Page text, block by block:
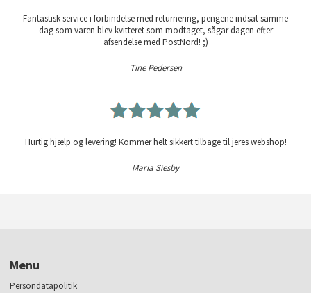
Fantastisk service i forbindelse med returnering, pengene indsat samme
dag som varen blev kvitteret som modtaget, sågar dagen efter
afsendelse med PostNord! ;)
Tine Pedersen
Hurtig hjælp og levering! Kommer helt sikkert tilbage til jeres webshop!
Maria Siesby
Menu
Persondatapolitik